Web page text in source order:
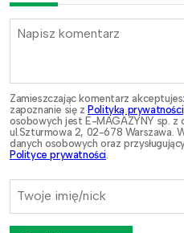
Zamieszczając komentarz
zapoznanie się z Polityką prywatności
osobowych jest E-MAGAZYNY sp. z
ul.Szturmowa 2, 02-678 Warszawa.
danych osobowych oraz
Polityce prywatności.